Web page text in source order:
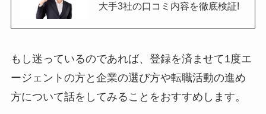
大手3社の口コミ内容を徹底検証!
もし迷っているのであれば、登録を済ませて1度エ
ージェントの方と企業の選び方や転職活動の進め
方について話をしてみることをおすすめします。